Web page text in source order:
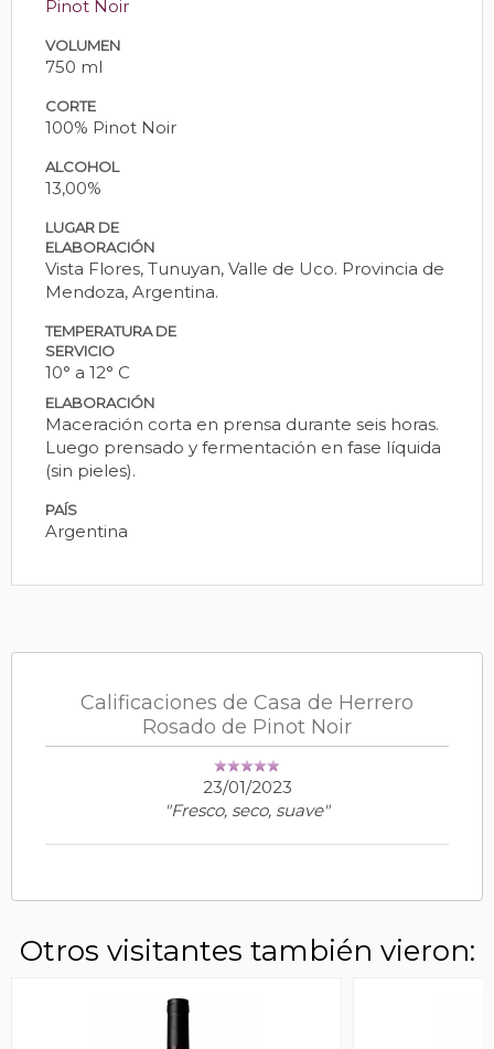
Pinot Noir
VOLUMEN
750 ml
CORTE
100% Pinot Noir
ALCOHOL
13,00%
LUGAR DE
ELABORACIÓN
Vista Flores, Tunuyan, Valle de Uco. Provincia de
Mendoza, Argentina.
TEMPERATURA DE
SERVICIO
10° a 12° C
ELABORACIÓN
Maceración corta en prensa durante seis horas.
Luego prensado y fermentación en fase líquida
(sin pieles).
PAÍS
Argentina
Calificaciones de Casa de Herrero
Rosado de Pinot Noir
23/01/2023
"Fresco, seco, suave"
Otros visitantes también vieron: